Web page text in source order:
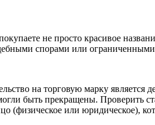
не просто красивое
спорами или
на торговую марку
быть прекращены.
(физическое или юридическое),